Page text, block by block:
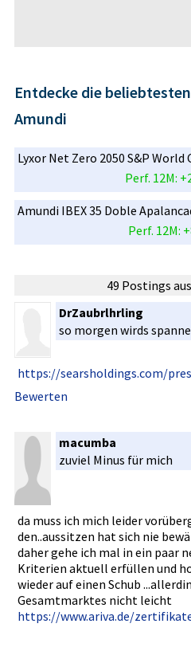
Entdecke die
Amundi
Perf. 12M:
Amundi IBEX 35 Doble
Perf. 12M:
49 Postings
DrZaubrlhrling
so morgen wirds
https://se­arsholding­s.com/
Bewerten
macumba
zuviel Minus für mich
da muss ich mich leider
den..aussi­tzen hat sich nie
daher gehe ich mal in ein paar
Kriterien aktuell erfüllen und
wieder auf einen Schub
Gesamtmark­tes nicht leicht
https://ww­w.ariva.de­/